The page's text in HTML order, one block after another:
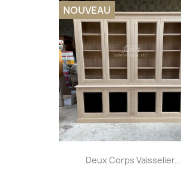
Deux Corps Vaisselier...
NOUVEAU